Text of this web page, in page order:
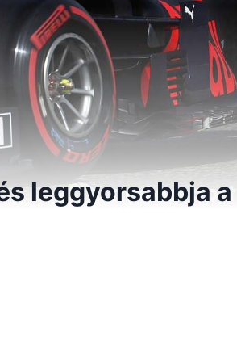
leggyorsabbja a